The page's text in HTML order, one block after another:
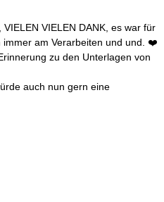
VIELEN DANK, es war für
immer am Verarbeiten und und. ❤️
zu den Unterlagen von
auch nun gern eine